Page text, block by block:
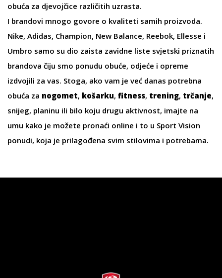
obuća za djevojčice različitih uzrasta.
I brandovi mnogo govore o kvaliteti samih proizvoda.
Nike, Adidas, Champion, New Balance, Reebok, Ellesse i
Umbro samo su dio zaista zavidne liste svjetski priznatih
brandova čiju smo ponudu obuće, odjeće i opreme
izdvojili za vas. Stoga, ako vam je već danas potrebna
obuća za nogomet, košarku, fitness, trening, trčanje,
snijeg, planinu ili bilo koju drugu aktivnost, imajte na
umu kako je možete pronaći online i to u Sport Vision
ponudi, koja je prilagođena svim stilovima i potrebama.